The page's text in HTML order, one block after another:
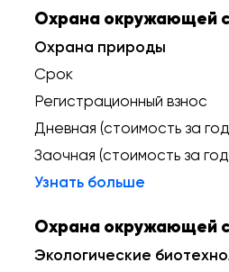
Охрана окружающей
Охрана природы
Срок
Регистрационный взнос
Дневная (стоимость за
Заочная (стоимость за
Узнать больше
Охрана окружающей
Экологические